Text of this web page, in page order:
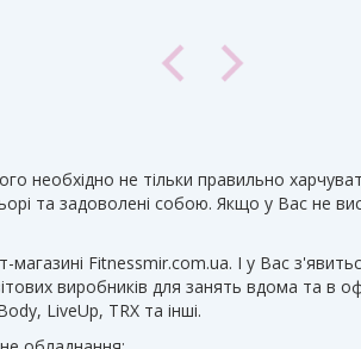
необхідно не тільки правильно
та задоволені собою. Якщо у Вас не
Fitnessmir.com.ua. І у Вас
виробників для занять вдома та в
LiveUp, TRX та інші.